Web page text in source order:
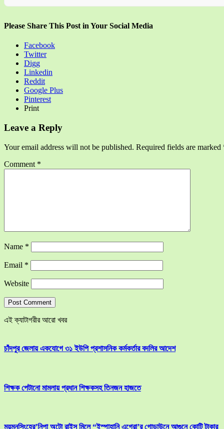
Please Share This Post in Your Social Media
Facebook
Twitter
Digg
Linkedin
Reddit
Google Plus
Pinterest
Print
Leave a Reply
Your email address will not be published. Required fields are marked
Comment *
Name *
Email *
Website
এই ক্যাটাগরীর আরো খবর
চাঁদপুর জেলায় একযোগে ৩১ ইউপি প্রশাসনিক কর্মকর্তার বদলির আদেশ
শিক্ষক পেটানো মামলায় প্রধান শিক্ষকসহ তিনজন হাজতে
ময়মনসিংহের’নিপা অটো রাইস মিলে “ইস্পাহানি এগ্রো’র গোডাউনে আগুনে কোটি টাকার